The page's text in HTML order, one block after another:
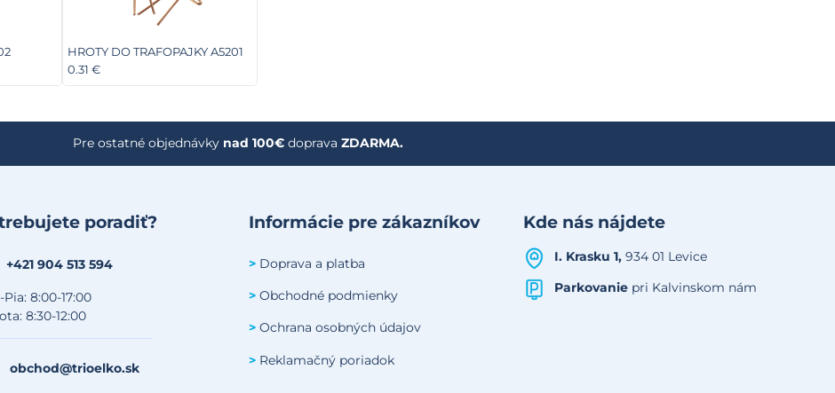
HROTY DO TRAFOPAJKY A5201
0.31 €
Pre ostatné objednávky nad 100€ doprava ZDARMA.
poradiť?
+421 904 513 594
Pia: 8:00-17:00
8:30-12:00
obchod@trioelko.sk
Informácie pre zákazníkov
> Doprava a platba
> Obchodné podmienky
> Ochrana osobných údajov
> Reklamačný poriadok
Kde nás nájdete
I. Krasku 1, 934 01 Levice
Parkovanie pri Kalvinskom nám